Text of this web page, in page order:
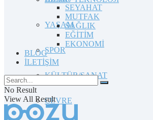
YAŞAM
SPOR
KÜLTÜR/SANAT
ÇEVRE
SEYAHAT
MUTFAK
SAĞLIK
EĞİTİM
EKONOMİ
BLOG
İLETİŞİM
No Result
View All Result